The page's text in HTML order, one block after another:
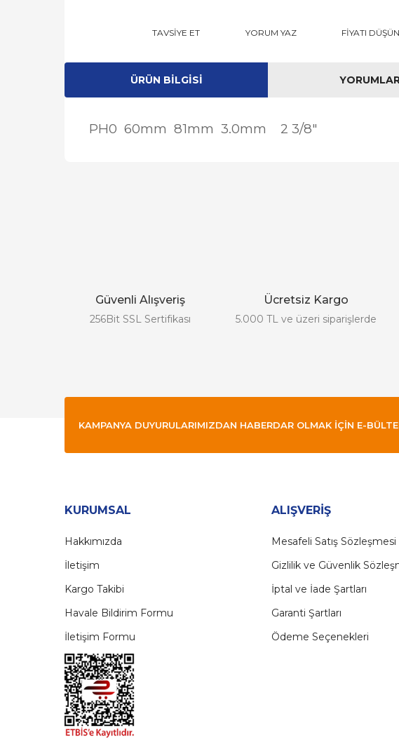
TAVSİYE ET YORUM YAZ FİYATI
ÜRÜN BILGISI
PH0 60mm 81mm 3.0mm 2 3/8"
Ürün bilgilerinde hatalar bulunuyor.
Güvenli Alışveriş
256Bit SSL Sertifikası
Ücretsiz Kargo
5.000 TL ve üzeri siparişlerde
KAMPANYA DUYURULARIMIZDAN HABERDAR OLMAK İÇİN E-
KURUMSAL
Hakkımızda
İletişim
Kargo Takibi
Havale Bildirim Formu
İletişim Formu
ALIŞVERİŞ
Mesafeli Satış Sözleşmesi
Gizlilik ve Güvenlik
İptal ve İade Şartları
Garanti Şartları
Ödeme Seçenekleri